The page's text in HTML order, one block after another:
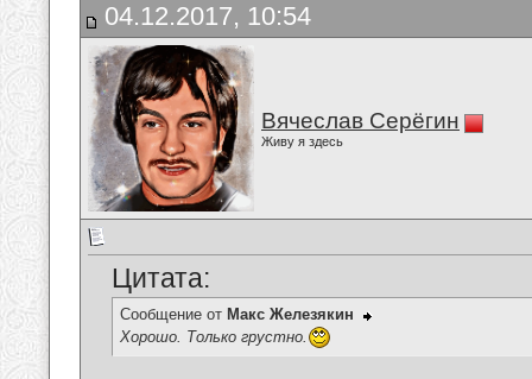
04.12.2017, 10:54
Вячеслав Серёгин
Живу я здесь
Цитата:
Сообщение от Макс Железякин
Хорошо. Только грустно.